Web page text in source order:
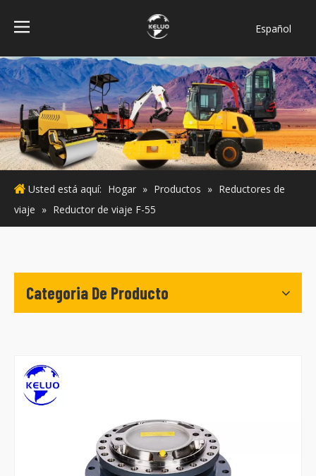
Español
Bahasa
indonesia
Türk dili
ไทย
Italiano
Deutsch
Português
Usted está aquí: Hogar » Productos » Reductores de
viaje » Reductor de viaje F-55
Categoria De Producto